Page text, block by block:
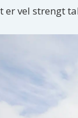
er vel strengt